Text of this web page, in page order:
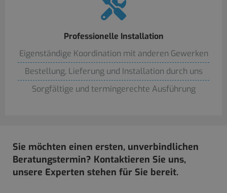
Professionelle Installation
Eigenständige Koordination mit anderen Gewerken
Bestellung, Lieferung und Installation durch uns
Sorgfältige und termingerechte Ausführung
Sie möchten einen ersten, unverbindlichen
Beratungstermin? Kontaktieren Sie uns,
unsere Experten stehen für Sie bereit.